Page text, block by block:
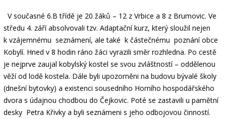
žákovská knížka
objednání obědů
V současné 6.B třídě je 20 žáků – 12 z Vrbice a 8 z Brumovic. Ve
středu 4. září absolvovali tzv. Adaptační kurz, který sloužil nejen
k vzájemnému seznámení, ale také k částečnému poznání obce
Kobylí. Hned v 8 hodin ráno žáci vyrazili směr rozhledna. Po cestě
je nejprve zaujal kobylský kostel se svou zvláštností – oddělenou
věží od lodě kostela. Dále byli upozorněni na budovu bývalé školy
(dnešní bytovky) a existenci sousedního Horního hospodářského
dvora s údajnou chodbou do Čejkovic. Poté se zastavili u pamětní
desky Petra Křivky a byli seznámeni s jeho odbojovou činností.